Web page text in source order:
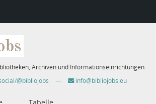
Archiven und Informationseinrichtungen
@bibliojobs
— info@bibliojobs.eu